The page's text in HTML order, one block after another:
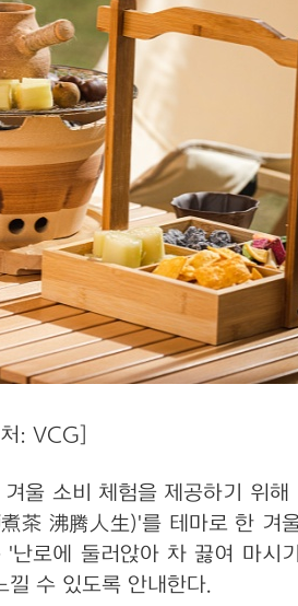
: VCG]
울 소비 체험을 제공하기 위
茶 沸腾人生)'를 테마로 한 겨
로에 둘러앉아 차 끓여 마시
수 있도록 안내한다.